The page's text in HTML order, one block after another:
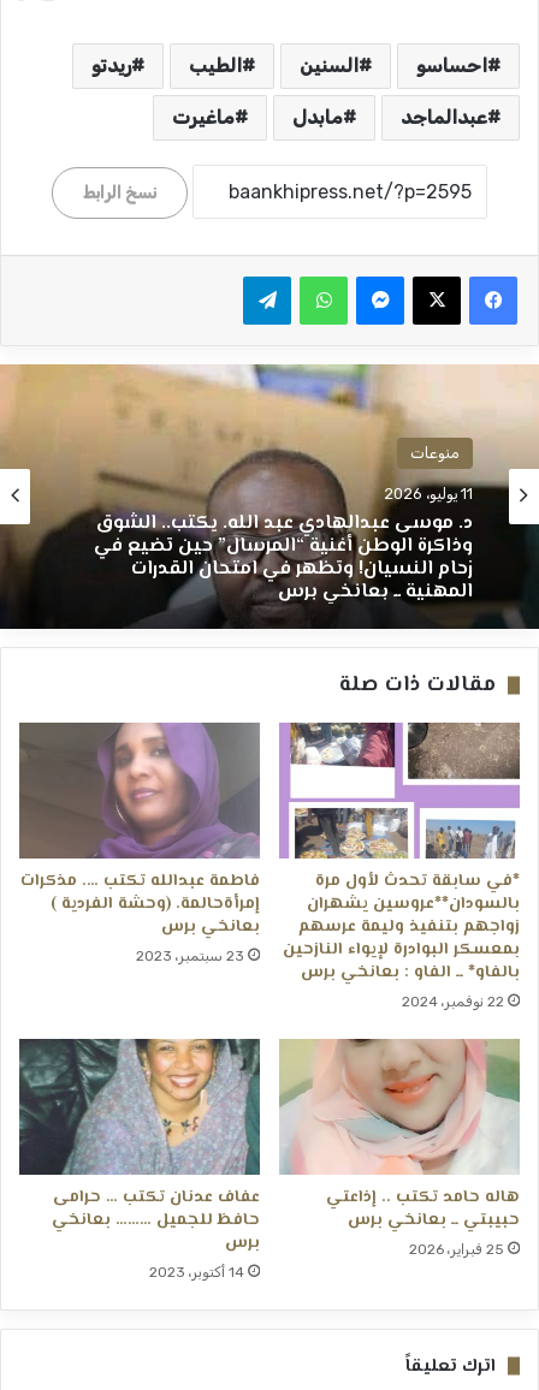
احساسو السنين الطيب ريدتو
عبدالماجد مابدل ماغيرت
نسخ الرابط
واتساب
منوعات
11 يوليو، 2026
د. موسى عبدالهادي عبد الله. يكتب.. الشوق
وذاكرة الوطن أغنية “المرسال” حين تضيع في
زحام النسيان! وتظهر في امتحان القدرات
المهنية ــ بعانخي برس
منوعات
10 يوليو، 2026
هارون ــ بعانخي برس
مقالات ذات صلة
*في سابقة تحدث لأول مرة
بالسودان**عروسين يشهران
زواجهم بتنفيذ وليمة عرسهم
بمعسكر البوادرة لإيواء النازحين
بالفاو* ــ الفاو : بعانخي برس
22 نوفمبر، 2024
فاطمة عبدالله تكتب …. مذكرات
إمرأةحالمة. (وحشة الفردية )
بعانخي برس
23 سبتمبر، 2023
هاله حامد تكتب .. إذاعتي
حبيبتي ــ بعانخي برس
25 فبراير، 2026
عفاف عدنان تكتب … حرامى
حافظ للجميل ……… بعانخي
برس
14 أكتوبر، 2023
اترك تعليقاً